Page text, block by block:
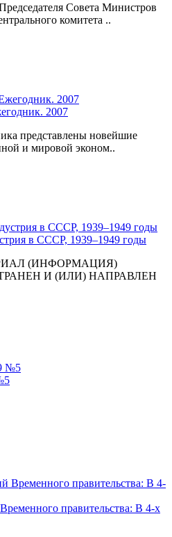
Совета Министров
комитета ..
2007
представлены новейшие
и мировой эконом..
в СССР, 1939–1949 годы
(ИНФОРМАЦИЯ)
И (ИЛИ) НАПРАВЛЕН
правительства: В 4-х